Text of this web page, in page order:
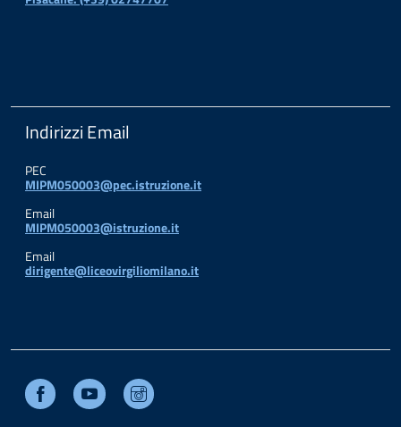
Indirizzi Email
PEC
MIPM050003@pec.istruzione.it
Email
MIPM050003@istruzione.it
Email
dirigente@liceovirgiliomilano.it
Facebook Youtube